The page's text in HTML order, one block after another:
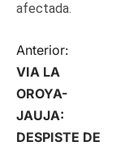
afectada.
N
a
v
Anterior:
VIA LA
OROYA-
JAUJA:
DESPISTE DE